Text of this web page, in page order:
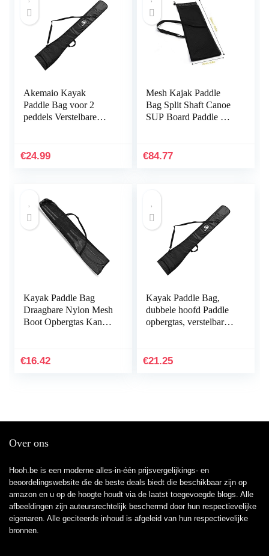
Akemaio Kayak
Paddle Bag voor 2
peddels Verstelbare
Vissen Paddle Draagtas
€24.99
Mesh Kajak Paddle
Bag Split Shaft Canoe
SUP Board Paddle Bag
Mesh Bag (Color…
€84.77
Kayak Paddle Bag
Draagbare Nylon Mesh
Boot Opbergtas Kano
€16.42
Kayak Paddle Bag,
dubbele hoofd Paddle
opbergtas, verstelbare
voor 2-delige…
€21.25
Over ons
Hooh.be is een moderne alles-in-één prijsvergelijkings- en
beoordelingswebsite die de beste deals biedt die beschikbaar zijn op
amazon en u op de hoogte houdt via de laatst toegevoegde blogs. Alle
afbeeldingen zijn auteursrechtelijk beschermd door hun respectievelijke
eigenaren. Alle geciteerde inhoud is afgeleid van hun respectievelijke
bronnen.